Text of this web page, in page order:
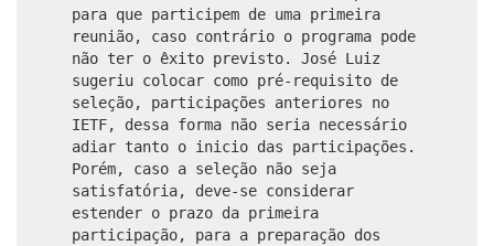
para que participem de uma primeira
reunião, caso contrário o programa pode
não ter o êxito previsto. José Luiz
sugeriu colocar como pré-requisito de
seleção, participações anteriores no
IETF, dessa forma não seria necessário
adiar tanto o inicio das participações.
Porém, caso a seleção não seja
satisfatória, deve-se considerar
estender o prazo da primeira
participação, para a preparação dos